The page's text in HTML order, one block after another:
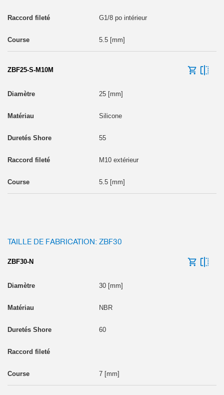
G1/8 po intérieur
5.5 [mm]
ZBF25-S-M10M
25 [mm]
Silicone
55
M10 extérieur
5.5 [mm]
TAILLE DE FABRICATION: ZBF30
ZBF30-N
30 [mm]
NBR
60
7 [mm]